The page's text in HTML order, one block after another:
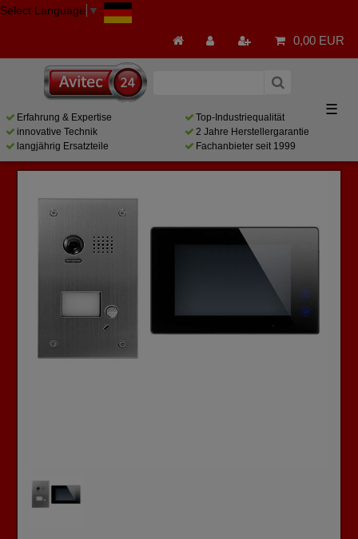
Select Language ▼
0,00 EUR
Erfahrung & Expertise
Top-Industriequalität
innovative Technik
2 Jahre Herstellergarantie
langjährig Ersatzteile
Fachanbieter seit 1999
☰